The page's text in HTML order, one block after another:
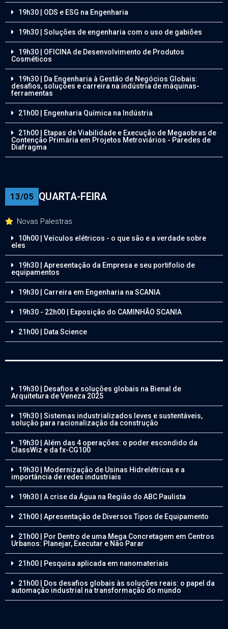
19h30 | ODS e ESG na Engenharia
19h30 | Soluções de engenharia com o uso de gabiões
19h30 | OFICINA de Desenvolvimento de Produtos
Cosméticos
19h30 | Da Engenharia à Gestão de Negócios Globais:
desafios, soluções e carreira na indústria de máquinas-
ferramentas
21h00 | Engenharia Química na Indústria
21h00 | Etapas de Viabilidade e Execução de Megaobras de
Contenção Primária em Projetos Metroviários - Paredes de
Diafragma
13/05 QUARTA-FEIRA
Novas Palestras
10h00 | Veículos elétricos - o que são e a verdade sobre
eles
19h30 | Apresentação da Empresa e seu portifolio de
equipamentos
19h30 | Carreira em Engenharia na SCANIA
19h30 - 22h00 | Exposição do CAMINHÃO SCANIA
21h00 | Data Science
19h30 | Desafios e soluções globais na Bienal de
Arquitetura de Veneza 2025
19h30 | Sistemas industrializados leves e sustentáveis,
solução para racionalização da construção
19h30 | Além das 4 operações: o poder escondido da
ClassWiz e da fx-CG100
19h30 | Modernização de Usinas Hidrelétricas e a
importância de redes industriais
19h30 | A crise da Água na Região do ABC Paulista
21h00 | Apresentação de Diversos Tipos de Equipamento
21h00 | Por Dentro de uma Mega Concretagem em Centros
Urbanos: Planejar, Executar e Não Parar
21h00 | Pesquisa aplicada em nanomateriais
21h00 | Dos desafios globais às soluções reais: o papel da
automação industrial na transformação do mundo